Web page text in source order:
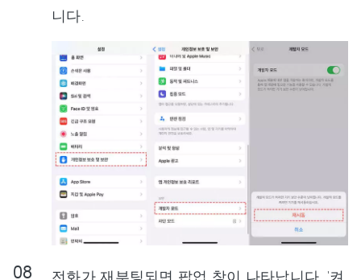
니다.
전화가 재부팅되면 팝업 창이 나타납니다. '켜